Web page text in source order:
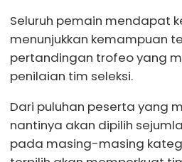
Seluruh pemain mendapat
menunjukkan kemampuan
pertandingan trofeo yang
penilaian tim seleksi.
Dari puluhan peserta yang
nantinya akan dipilih
pada masing-masing